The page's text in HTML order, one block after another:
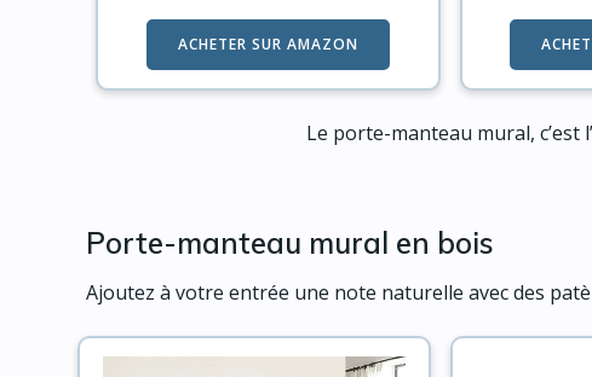
ACHETER SUR AMAZON
Le porte-manteau mural,
Porte-manteau mural en bois
Ajoutez à votre entrée une note naturelle avec des